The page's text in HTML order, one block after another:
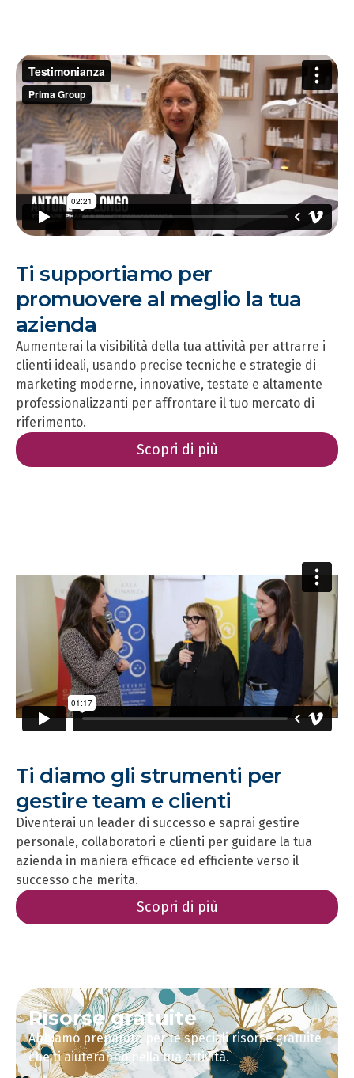
Ti supportiamo per
promuovere al meglio la tua
azienda
Aumenterai la visibilità della tua attività per attrarre i
clienti ideali, usando precise tecniche e strategie di
marketing moderne, innovative, testate e altamente
professionalizzanti per affrontare il tuo mercato di
riferimento.
Scopri di più
Ti diamo gli strumenti per
gestire team e clienti
Diventerai un leader di successo e saprai gestire
personale, collaboratori e clienti per guidare la tua
azienda in maniera efficace ed efficiente verso il
successo che merita.
Scopri di più
Risorse gratuite
Abbiamo preparato per te speciali risorse gratuite
che ti aiuteranno nella tua attività.